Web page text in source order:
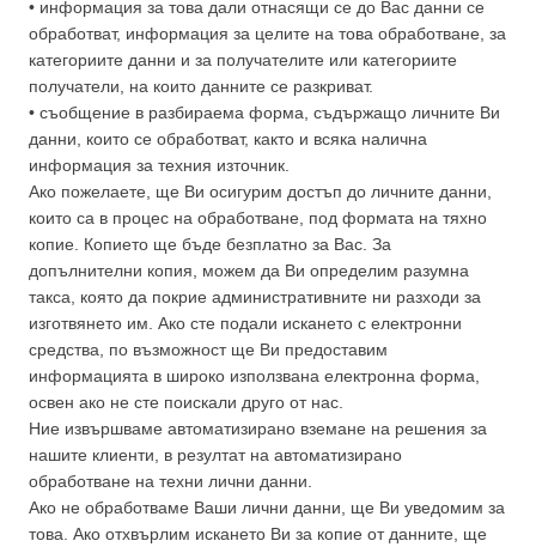
• информация за това дали отнасящи се до Вас данни се
обработват, информация за целите на това обработване, за
категориите данни и за получателите или категориите
получатели, на които данните се разкриват.
• съобщение в разбираема форма, съдържащо личните Ви
данни, които се обработват, както и всяка налична
информация за техния източник.
Ако пожелаете, ще Ви осигурим достъп до личните данни,
които са в процес на обработване, под формата на тяхно
копие. Копието ще бъде безплатно за Вас. За
допълнителни копия, можем да Ви определим разумна
такса, която да покрие административните ни разходи за
изготвянето им. Ако сте подали искането с електронни
средства, по възможност ще Ви предоставим
информацията в широко използвана електронна форма,
освен ако не сте поискали друго от нас.
Ние извършваме автоматизирано вземане на решения за
нашите клиенти, в резултат на автоматизирано
обработване на техни лични данни.
Ако не обработваме Ваши лични данни, ще Ви уведомим за
това. Ако отхвърлим искането Ви за копие от данните, ще